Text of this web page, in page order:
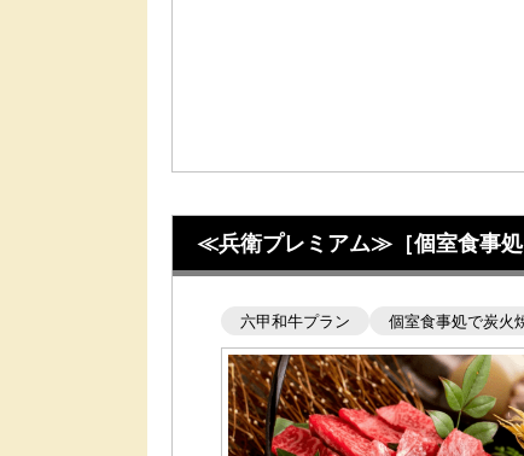
≪兵衛プレミアム≫［個室食事処
六甲和牛プラン 個室食事処で炭火